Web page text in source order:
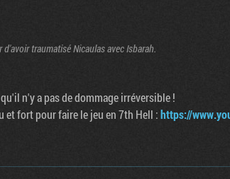
d'avoir traumatisé Nicaulas avec Isbarah.
n'y a pas de dommage irréversible !
et fort pour faire le jeu en 7th Hell :https://